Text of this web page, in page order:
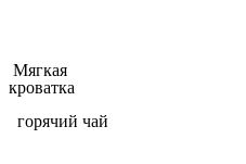
горячий